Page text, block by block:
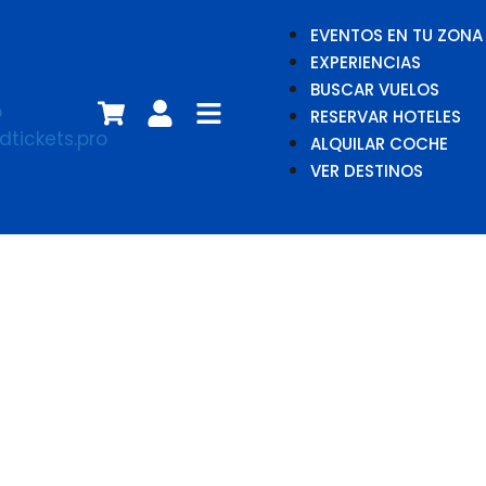
EVENTOS EN TU ZONA
EXPERIENCIAS
BUSCAR VUELOS
RESERVAR HOTELES
ALQUILAR COCHE
VER DESTINOS